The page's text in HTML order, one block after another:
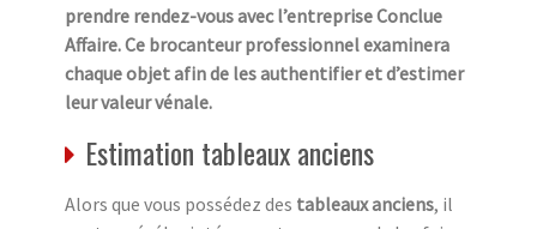
prendre rendez-vous avec l’entreprise Conclue
Affaire. Ce brocanteur professionnel examinera
chaque objet afin de les authentifier et d’estimer
leur valeur vénale.
Estimation tableaux anciens
Alors que vous possédez des tableaux anciens, il